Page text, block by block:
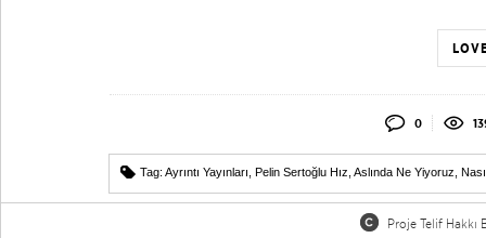
0
Tag: Ayrıntı Yayınları Pelin Sertoğlu Hız Aslında Ne Yiyoruz
Proje Telif Hakkı